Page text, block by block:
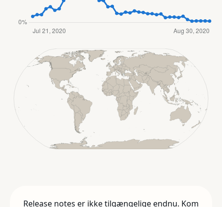
Release notes er ikke tilgængelige endnu. Kom